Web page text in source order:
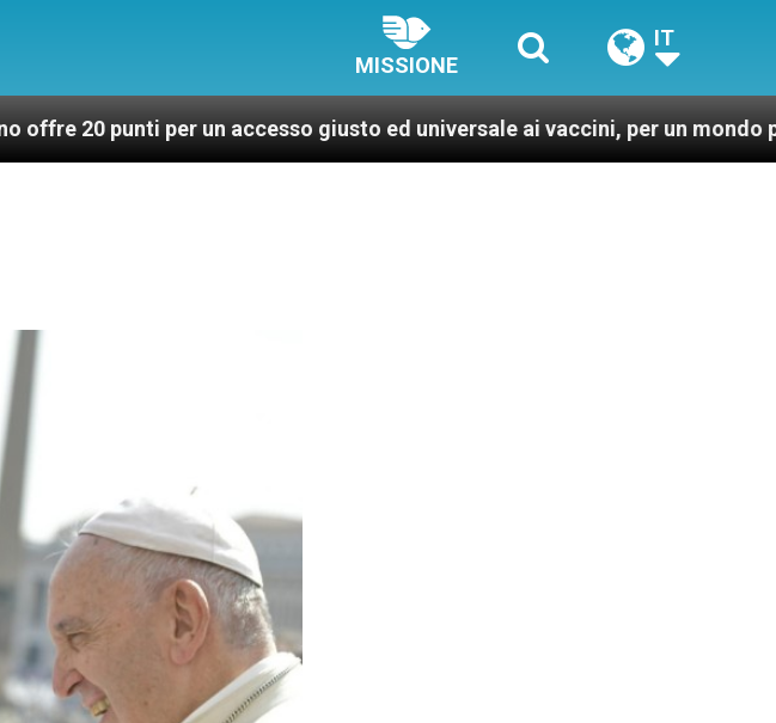
MISSIONE
IT
un accesso giusto ed universale ai vaccini, per un mondo più sano e giusto